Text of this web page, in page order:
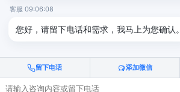
客服 09:06:08
您好，请留下电话和需求，我马上为您确认。
留下电话 添加微信